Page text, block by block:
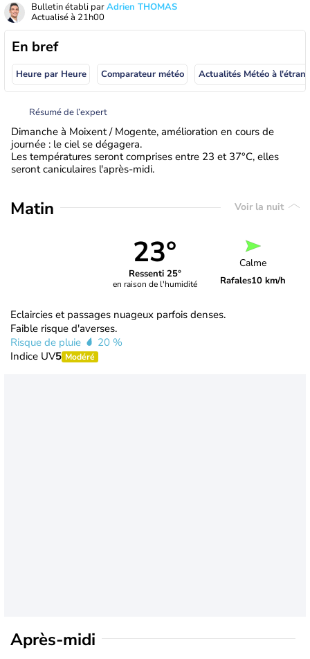
Bulletin établi parAdrien THOMAS
Actualisé à 21h00
En bref
Heure par Heure Comparateur météo
Résumé de l’expert
Dimanche à Moixent / Mogente, amélioration en cours de
journée : le ciel se dégagera.
Les températures seront comprises entre 23 et 37°C, elles
seront caniculaires l'après-midi.
Matin Voir la nuit
23°
Ressenti 25°
en raison de l'humidité
Calme
Rafales10 km/h
Eclaircies et passages nuageux parfois denses.
Faible risque d'averses.
Risque de pluie
20 %
Indice UV5 Modéré
Après-midi